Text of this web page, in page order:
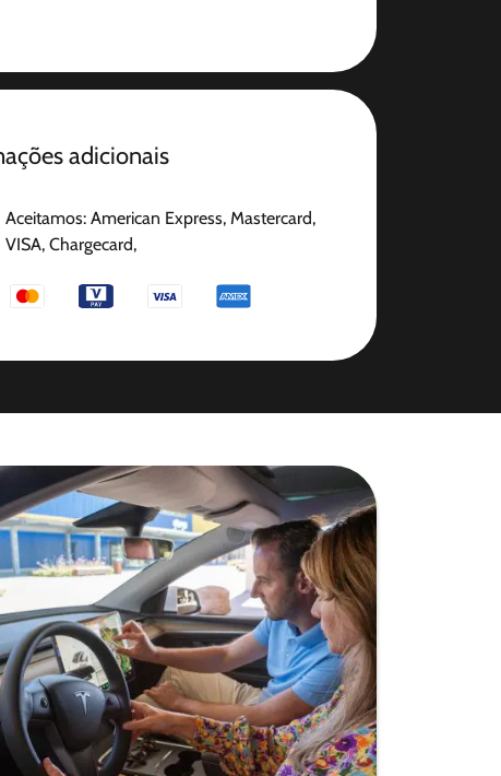
adicionais
Aceitamos: American Express, Mastercard,
VISA, Chargecard,